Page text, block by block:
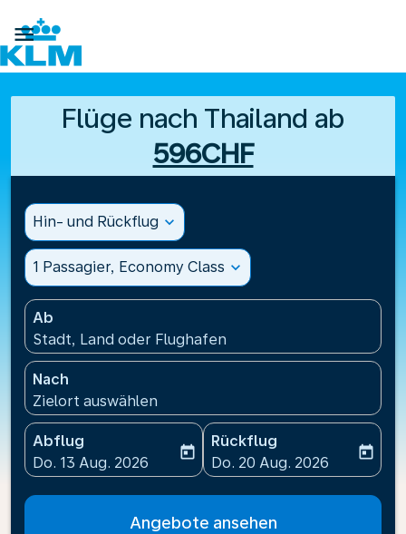

Flüge nach Thailand ab
596CHF
Hin- und Rückflug expand_more
1 Passagier, Economy Class expand_more
Ab
Stadt, Land oder Flughafen
Nach
Zielort auswählen
Abflug
fc-booking-departure-date-aria-label
Do. 13 Aug. 2026
today
Rückflug
fc-booking-return-date-
Do. 20 Aug. 2026
today
Angebote ansehen